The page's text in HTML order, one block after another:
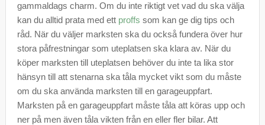
gammaldags charm. Om du inte riktigt vet vad du ska välja
kan du alltid prata med ett proffs som kan ge dig tips och
råd. När du väljer marksten ska du också fundera över hur
stora påfrestningar som uteplatsen ska klara av. När du
köper marksten till uteplatsen behöver du inte ta lika stor
hänsyn till att stenarna ska tåla mycket vikt som du måste
om du ska använda marksten till en garageuppfart.
Marksten på en garageuppfart måste tåla att köras upp och
ner på men även tåla vikten från en eller fler bilar. Att